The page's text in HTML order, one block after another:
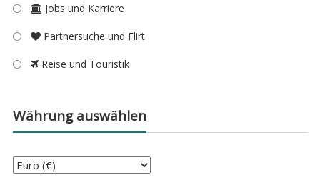
Jobs und Karriere
Partnersuche und Flirt
Reise und Touristik
Währung auswählen